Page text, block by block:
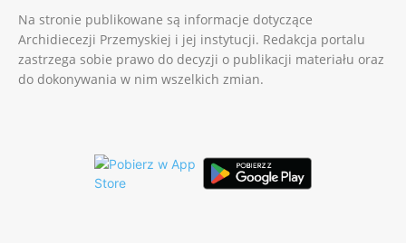
Na stronie publikowane są informacje dotyczące
Archidiecezji Przemyskiej i jej instytucji. Redakcja portalu
zastrzega sobie prawo do decyzji o publikacji materiału oraz
do dokonywania w nim wszelkich zmian.